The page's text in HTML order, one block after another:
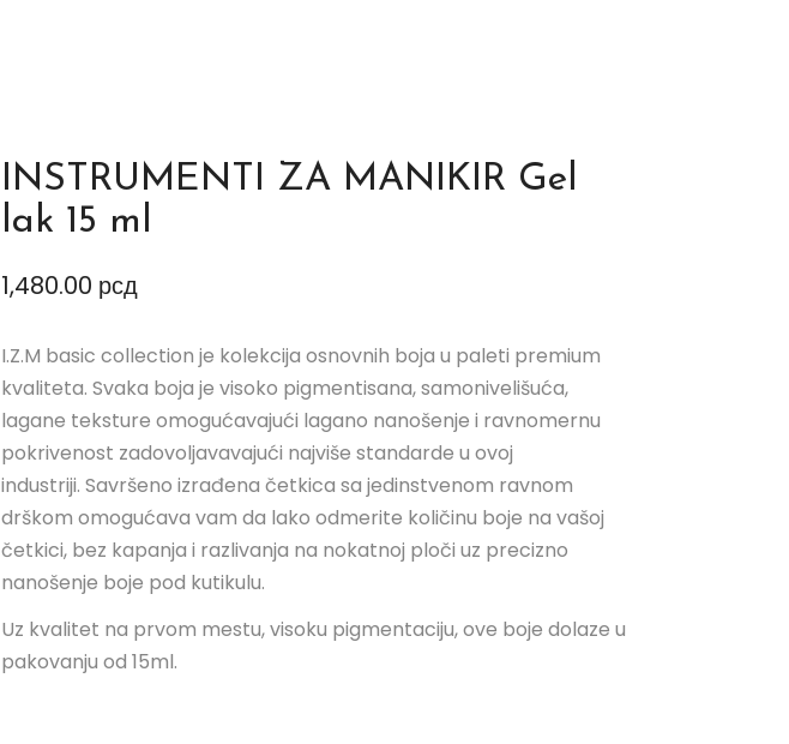
INSTRUMENTI ZA MANIKIR Gel
lak 15 ml
1,480.00 рсд
I.Z.M basic collection je kolekcija osnovnih boja u paleti premium
kvaliteta. Svaka boja je visoko pigmentisana, samonivelišuća,
lagane teksture omogućavajući lagano nanošenje i ravnomernu
pokrivenost zadovoljavavajući najviše standarde u ovoj
industriji. Savršeno izrađena četkica sa jedinstvenom ravnom
drškom omogućava vam da lako odmerite količinu boje na vašoj
četkici, bez kapanja i razlivanja na nokatnoj ploči uz precizno
nanošenje boje pod kutikulu.
Uz kvalitet na prvom mestu, visoku pigmentaciju, ove boje dolaze u
pakovanju od 15ml.